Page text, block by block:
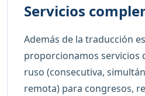
Servicios
Además de la traducción
proporcionamos servicios
ruso (consecutiva,
remota) para congresos,